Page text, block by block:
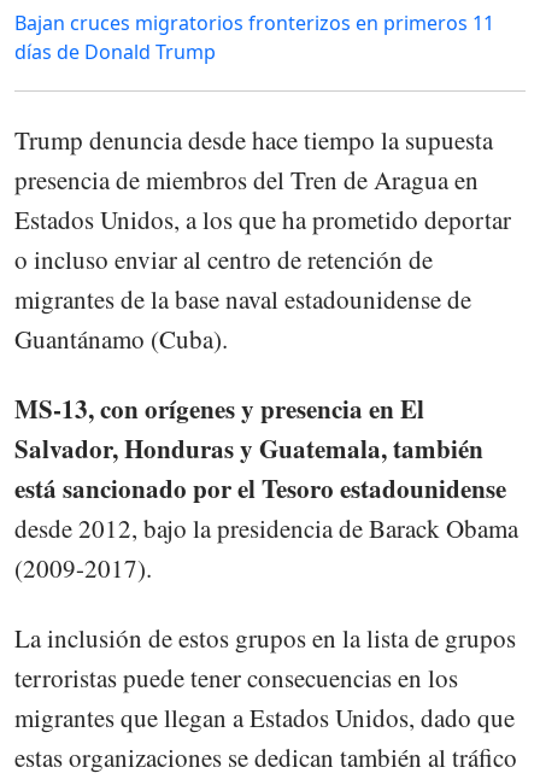
Bajan cruces migratorios fronterizos en primeros 11
días de Donald Trump
Trump denuncia desde hace tiempo la supuesta
presencia de miembros del Tren de Aragua en
Estados Unidos, a los que ha prometido deportar
o incluso enviar al centro de retención de
migrantes de la base naval estadounidense de
Guantánamo (Cuba).
MS-13, con orígenes y presencia en El
Salvador, Honduras y Guatemala, también
está sancionado por el Tesoro estadounidense
desde 2012, bajo la presidencia de Barack Obama
(2009-2017).
La inclusión de estos grupos en la lista de grupos
terroristas puede tener consecuencias en los
migrantes que llegan a Estados Unidos, dado que
estas organizaciones se dedican también al tráfico